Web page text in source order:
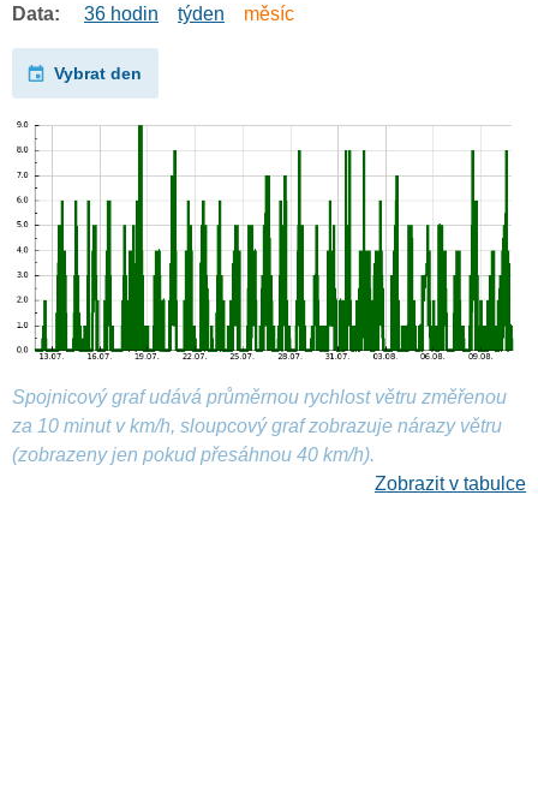
Data: 36 hodin týden měsíc
Vybrat den
Spojnicový graf udává průměrnou rychlost větru změřenou
za 10 minut v km/h, sloupcový graf zobrazuje nárazy větru
(zobrazeny jen pokud přesáhnou 40 km/h).
Zobrazit v tabulce